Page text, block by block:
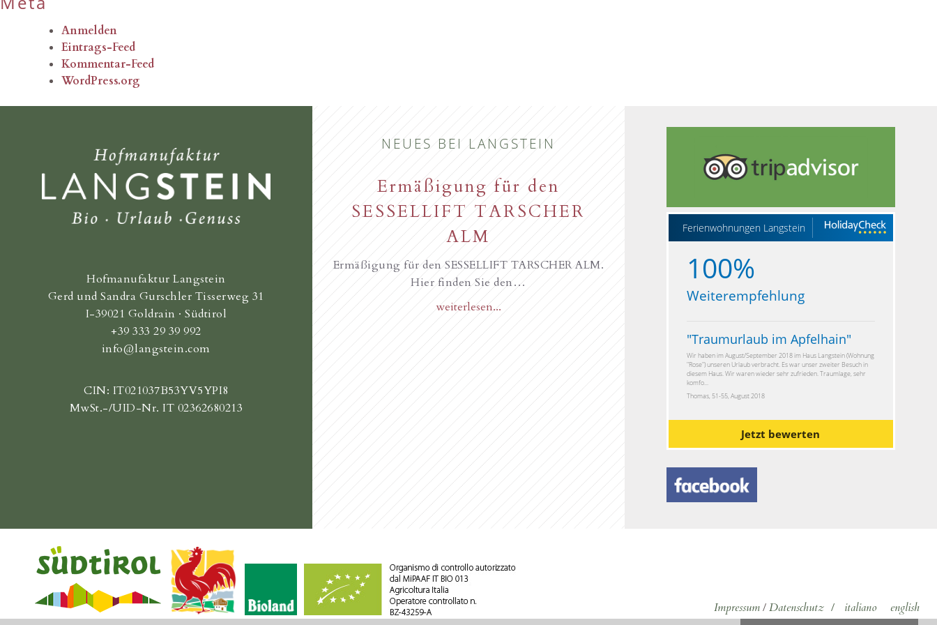
Anmelden
Eintrags-Feed
Kommentar-Feed
WordPress.org
Hofmanufaktur Langstein
Gerd und Sandra Gurschler Tisserweg 31
I-39021 Goldrain · Südtirol
+39 333 29 39 992
info@langstein.com
CIN: IT021037B53YV5YPI8
MwSt.-/UID-Nr. IT 02362680213
NEUES BEI LANGSTEIN
Ermäßigung für den
SESSELLIFT TARSCHER
ALM
Ermäßigung für den SESSELLIFT TARSCHER ALM.
Hier finden Sie den…
weiterlesen...
Ferienwohnungen Langstein
100%
Weiterempfehlung
"Traumurlaub im Apfelhain"
Wir haben im August/September 2018 im Haus Langstein (Wohnung
"Rose") unseren Urlaub verbracht. Es war unser zweiter Besuch in
diesem Haus. Wir waren wieder sehr zufrieden. Traumlage, sehr
komfo...
Thomas, 51-55, August 2018
Jetzt bewerten
Impressum/Datenschutz / italiano english